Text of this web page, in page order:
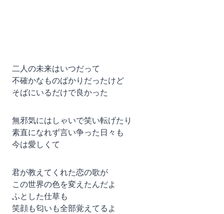
二人の未来はいつだって
不確かなものばかりだったけど
そばにいるだけで良かった
無邪気にはしゃいで笑い転げたり
素直になれず言い争った日々も
今は愛しくて
君が教えてくれた恋の歌が
この世界の色を変えたんだよ
ふとした仕草も
笑顔も匂いも全部覚えてるよ